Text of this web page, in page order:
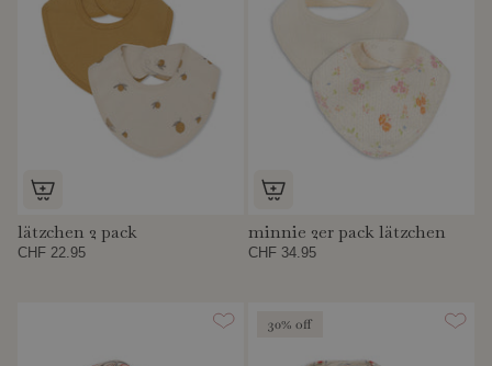
lätzchen 2 pack
CHF 22.95
minnie 2er pack lätzchen
CHF 34.95
30% off